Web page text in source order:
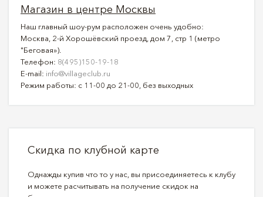
Магазин в центре Москвы
Наш главный шоу-рум расположен очень удобно:
Москва, 2-й Хорошёвский проезд, дом 7, стр 1 (метро
"Беговая»).
Телефон: 8(495)150-19-18
E-mail: info@villageclub.ru
Режим работы: с 11-00 до 21-00, без выходных
Скидка по клубной карте
Однажды купив что то у нас, вы присоединяетесь к клубу
и можете расчитывать на получение скидок на